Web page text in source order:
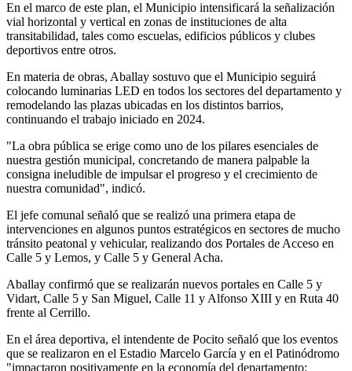
En el marco de este plan, el Municipio intensificará la señalización
vial horizontal y vertical en zonas de instituciones de alta
transitabilidad, tales como escuelas, edificios públicos y clubes
deportivos entre otros.
En materia de obras, Aballay sostuvo que el Municipio seguirá
colocando luminarias LED en todos los sectores del departamento y
remodelando las plazas ubicadas en los distintos barrios,
continuando el trabajo iniciado en 2024.
"La obra pública se erige como uno de los pilares esenciales de
nuestra gestión municipal, concretando de manera palpable la
consigna ineludible de impulsar el progreso y el crecimiento de
nuestra comunidad", indicó.
El jefe comunal señaló que se realizó una primera etapa de
intervenciones en algunos puntos estratégicos en sectores de mucho
tránsito peatonal y vehicular, realizando dos Portales de Acceso en
Calle 5 y Lemos, y Calle 5 y General Acha.
Aballay confirmó que se realizarán nuevos portales en Calle 5 y
Vidart, Calle 5 y San Miguel, Calle 11 y Alfonso XIII y en Ruta 40
frente al Cerrillo.
En el área deportiva, el intendente de Pocito señaló que los eventos
que se realizaron en el Estadio Marcelo García y en el Patinódromo
"impactaron positivamente en la economía del departamento: